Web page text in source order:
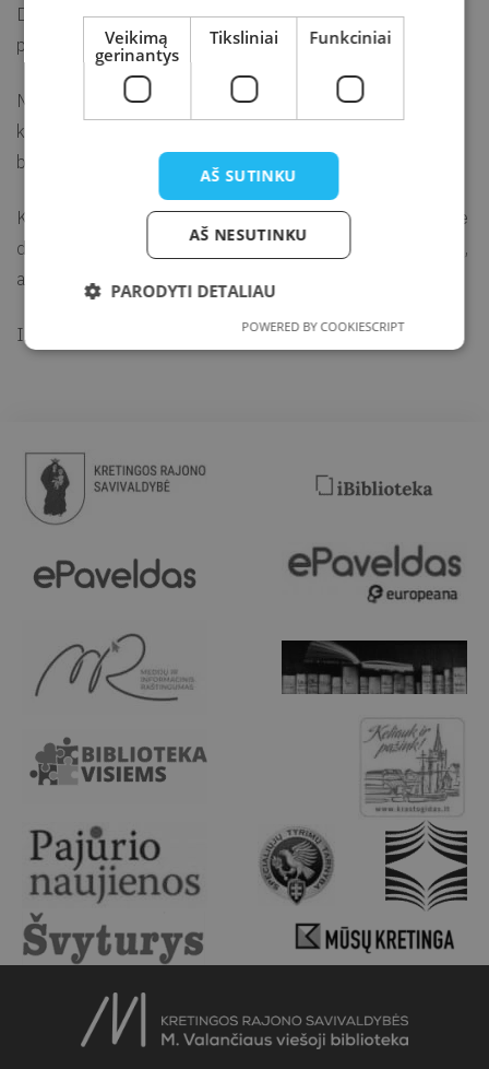
Duoti laisvę jų kūrybai, idėjoms ir mintims patirti pasaulį
patiems.
Nereikalingi talentai ar ypatingi sugebėjimai. Išlaisvinti savo
kūrybiškumą jie galės susitikimų metu ir kurti padedant
bibliotekininkei, grupėje ar individualiai.
Kūrybinėje studijoje piešime, spalvinsime, lipdysime, kursime
daiktus iš įvairių gamtinių, buitinių medžiagų, popieriaus, siūlų,
audinių ir kitokių medžiagų.
Informacija tel. (8 445) 72 135.
Veikimą
gerinantys
Tiksliniai Funkciniai
AŠ SUTINKU
AŠ NESUTINKU
PARODYTI DETALIAU
POWERED BY COOKIESCRIPT